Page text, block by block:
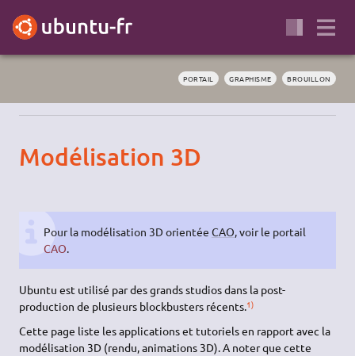
PORTAIL GRAPHISME BROUILLON
Modélisation 3D
Pour la modélisation 3D orientée CAO, voir le portail
CAO.
Ubuntu est utilisé par des grands studios dans la post-
production de plusieurs blockbusters récents.1)
Cette page liste les applications et tutoriels en rapport avec la
modélisation 3D (rendu, animations 3D). A noter que cette